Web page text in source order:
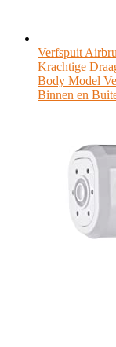
Verfspuit
Krachtige
Body Model
Binnen en